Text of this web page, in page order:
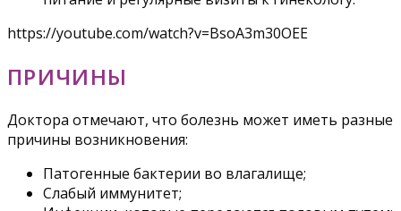
https://youtube.com/watch?v=BsoA3m30OEE
ПРИЧИНЫ
Доктора отмечают, что болезнь может иметь разные
причины возникновения:
Патогенные бактерии во влагалище;
Слабый иммунитет;